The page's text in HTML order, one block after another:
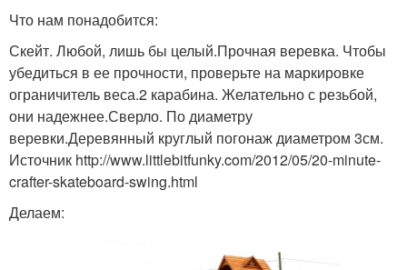
Что нам понадобится:
Скейт. Любой, лишь бы целый.Прочная веревка. Чтобы
убедиться в ее прочности, проверьте на маркировке
ограничитель веса.2 карабина. Желательно с резьбой,
они надежнее.Сверло. По диаметру
веревки.Деревянный круглый погонаж диаметром 3см.
Источник http://www.littlebitfunky.com/2012/05/20-minute-
crafter-skateboard-swing.html
Делаем: